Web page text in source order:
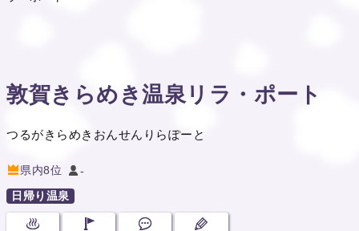
敦賀きらめき温泉リラ・ポート
つるがきらめきおんせんりらぽーと
県内8位 -
日帰り温泉